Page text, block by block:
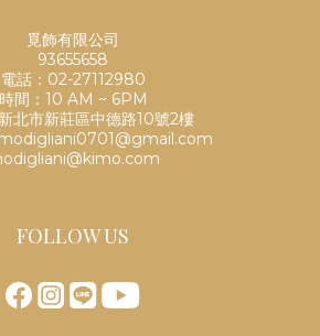
覓飾有限公司
93655658
電話：02-27112980
時間：10 AM ~ 6PM
北市新莊區中德路10號2樓
FOLLOW US